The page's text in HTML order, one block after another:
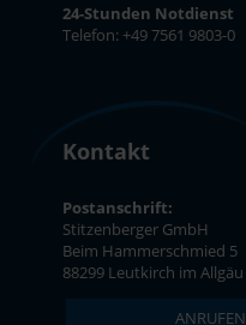
24-Stunden Notdienst
Telefon: +49 7561 9803-0
Kontakt
Postanschrift:
Stitzenberger GmbH
Beim Hammerschmied 5
88299 Leutkirch im Allgäu
ANRUFEN